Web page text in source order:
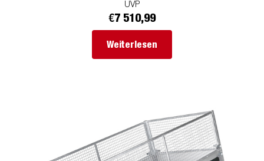
UVP
€7 510,99
Weiterlesen